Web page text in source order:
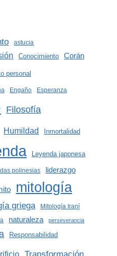
astucia
Conocimiento Corán
personal
Engaño Esperanza
Filosofía
Humildad Inmortalidad
Leyenda japonesa
polinesias liderazgo
mitología
griega Mitología Iraní
naturaleza perseverancia
Responsabilidad
Transformación